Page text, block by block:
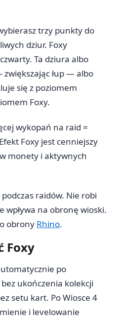
trzy punkty do
dziur. Foxy
Ta dziura albo
łup — albo
się z poziomem
Foxy.
wykopań na raid =
Foxy jest cenniejszy
monety i aktywnych
raidów. Nie robi
wpływa na obronę wioski.
obrony Rhino.
Foxy
po
ukończenia kolekcji
setu kart. Po Wiosce 4
i levelowanie